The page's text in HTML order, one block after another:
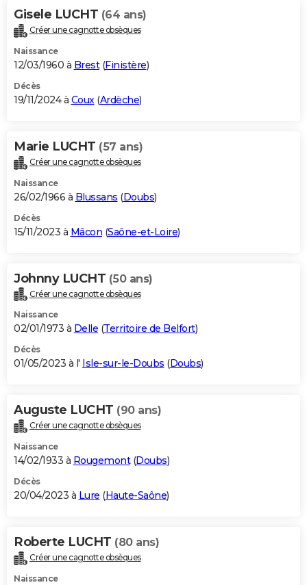
Bricolage
Lifestyle
Culture
Sport
Auto
Television
Voyage
Cinema
Gisele LUCHT (64 ans)
Créer une cagnotte obsèques
Naissance
12/03/1960 à Brest(Finistère)
Décès
19/11/2024 à Coux(Ardèche)
Marie LUCHT (57 ans)
Créer une cagnotte obsèques
Naissance
26/02/1966 à Blussans (Doubs)
Décès
15/11/2023 à Mâcon (Saône-et-Loire)
Johnny LUCHT (50 ans)
Créer une cagnotte obsèques
Naissance
02/01/1973 à Delle (Territoire de Belfort)
Décès
01/05/2023 à l' Isle-sur-le-Doubs (Doubs)
Auguste LUCHT (90 ans)
Créer une cagnotte obsèques
Naissance
14/02/1933 à Rougemont(Doubs)
Décès
20/04/2023 à Lure (Haute-Saône)
Roberte LUCHT (80 ans)
Créer une cagnotte obsèques
Naissance